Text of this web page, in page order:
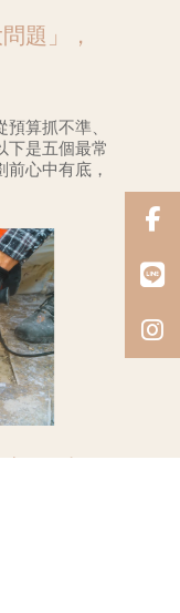
題」，
算抓不準、
下是五個最常
心中有底，